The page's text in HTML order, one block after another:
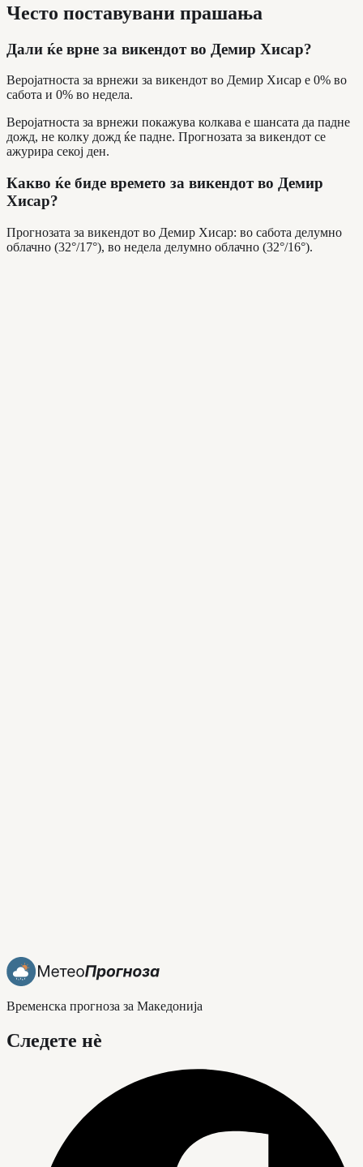
Често поставувани прашања
Дали ќе врне за викендот во Демир Хисар?
Веројатноста за врнежи за викендот во Демир Хисар е 0% во
сабота и 0% во недела.
Веројатноста за врнежи покажува колкава е шансата да падне
дожд, не колку дожд ќе падне. Прогнозата за викендот се
ажурира секој ден.
Какво ќе биде времето за викендот во Демир
Хисар?
Прогнозата за викендот во Демир Хисар: во сабота делумно
облачно (32°/17°), во недела делумно облачно (32°/16°).
Временска прогноза за Македонија
Следете нè